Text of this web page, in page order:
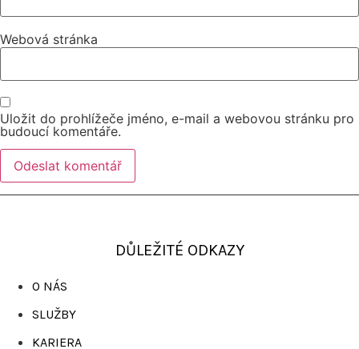
Webová stránka
Uložit do prohlížeče jméno, e-mail a webovou stránku pro
budoucí komentáře.
DŮLEŽITÉ ODKAZY
O NÁS
SLUŽBY
KARIERA